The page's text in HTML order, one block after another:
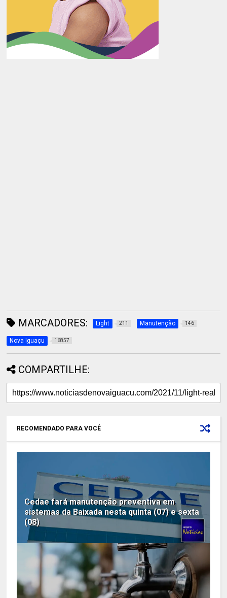
MARCADORES: Light 211 Manutenção 146
Nova Iguaçu 16857
COMPARTILHE:
RECOMENDADO PARA VOCÊ
Cedae fará manutenção preventiva em
sistemas da Baixada nesta quinta (07) e sexta
(08)